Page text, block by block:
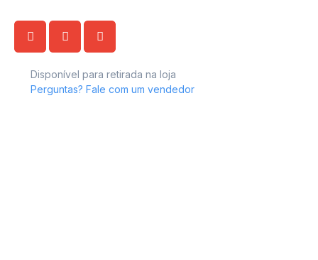
Disponível para retirada na loja
Perguntas? Fale com um vendedor